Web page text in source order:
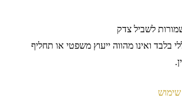
בלבד ואינו מהווה ייעוץ משפטי או תחליף
שימוש